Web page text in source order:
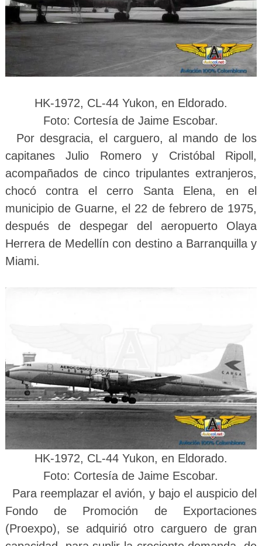
HK-1972, CL-44 Yukon, en Eldorado.
Foto: Cortesía de Jaime Escobar.
Por desgracia, el carguero, al mando de los
capitanes Julio Romero y Cristóbal Ripoll,
acompañados de cinco tripulantes extranjeros,
chocó contra el cerro Santa Elena, en el
municipio de Guarne, el 22 de febrero de 1975,
después de despegar del aeropuerto Olaya
Herrera de Medellín con destino a Barranquilla y
Miami.
HK-1972, CL-44 Yukon, en Eldorado.
Foto: Cortesía de Jaime Escobar.
Para reemplazar el avión, y bajo el auspicio del
Fondo de Promoción de Exportaciones
(Proexpo), se adquirió otro carguero de gran